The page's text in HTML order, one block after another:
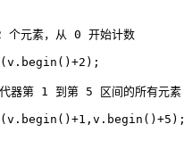
元素，从 0 开始计数
(v. begin () +2 );
器第 1 到第 5 区间的所有元素
(v. begin () +1 ,v. begin () +5 );